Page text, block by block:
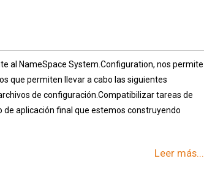
al NameSpace System.Configuration, nos permite
que permiten llevar a cabo las siguientes
de configuración.Compatibilizar tareas de
aplicación final que estemos construyendo
Leer más...